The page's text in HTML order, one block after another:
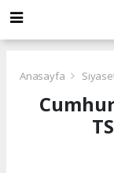
Anasayfa